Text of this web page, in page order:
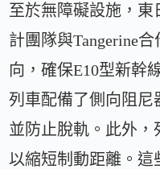
至於無障礙設施，
計團隊與Tangerine
向，確保E10型新幹
列車配備了側向阻尼
並防止脫軌。此外，
以縮短制動距離。